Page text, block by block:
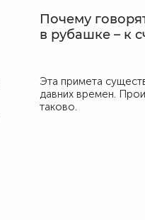
Почему
в рубашке – к
Эта примета
давних времен.
таково.